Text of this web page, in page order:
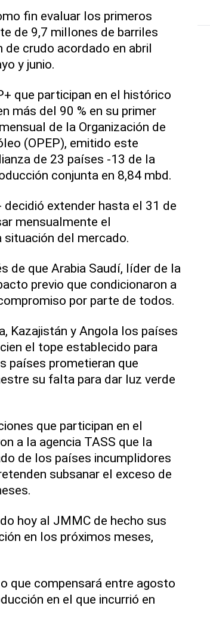
fin evaluar los primeros
de 9,7 millones de barriles
crudo acordado en abril
y junio.
que participan en el histórico
más del 90 % en su primer
de la Organización de
(OPEP), emitido este
de 23 países -13 de la
conjunta en 8,84 mbd.
decidió extender hasta el 31 de
mensualmente el
del mercado.
de que Arabia Saudí, líder de la
previo que condicionaron a
por parte de todos.
Kazajistán y Angola los países
el tope establecido para
países prometieran que
su falta para dar luz verde
que participan en el
a la agencia TASS que la
de los países incumplidores
subsanar el exceso de
hoy al JMMC de hecho sus
en los próximos meses,
que compensará entre agosto
en el que incurrió en